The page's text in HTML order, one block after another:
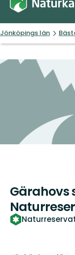
Jönköpings län
Gärahovs